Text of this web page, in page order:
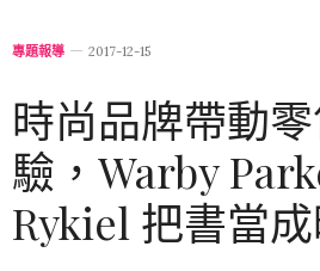
專題報導 2017-12-15
時尚品牌帶動
驗，Warby
Rykiel 把書當